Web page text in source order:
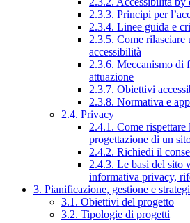
2.3.3. Principi per
2.3.4. Linee guida e
2.3.5. Come rilasciare
accessibilità
2.3.6. Meccanismo di
attuazione
2.3.7. Obiettivi
2.3.8. Normativa e
2.4. Privacy
2.4.1. Come
progettazione di un
2.4.2. Richiedi il
2.4.3. Le basi del sito
informativa privacy,
3. Pianificazione, gestione e
3.1. Obiettivi del progetto
3.2. Tipologie di progetti